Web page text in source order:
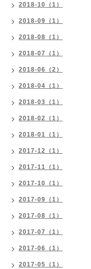
2018-10（1）
2018-09（1）
2018-08（1）
2018-07（1）
2018-06（2）
2018-04（1）
2018-03（1）
2018-02（1）
2018-01（1）
2017-12（1）
2017-11（1）
2017-10（1）
2017-09（1）
2017-08（1）
2017-07（1）
2017-06（1）
2017-05（1）